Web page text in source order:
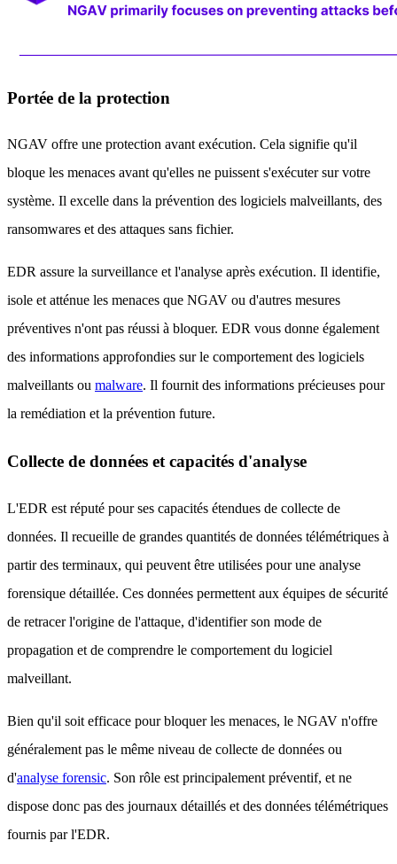
Portée de la protection
NGAV offre une protection avant exécution. Cela signifie qu'il
bloque les menaces avant qu'elles ne puissent s'exécuter sur votre
système. Il excelle dans la prévention des logiciels malveillants, des
ransomwares et des attaques sans fichier.
EDR assure la surveillance et l'analyse après exécution. Il identifie,
isole et atténue les menaces que NGAV ou d'autres mesures
préventives n'ont pas réussi à bloquer. EDR vous donne également
des informations approfondies sur le comportement des logiciels
malveillants ou malware. Il fournit des informations précieuses pour
la remédiation et la prévention future.
Collecte de données et capacités d'analyse
L'EDR est réputé pour ses capacités étendues de collecte de
données. Il recueille de grandes quantités de données télémétriques à
partir des terminaux, qui peuvent être utilisées pour une analyse
forensique détaillée. Ces données permettent aux équipes de sécurité
de retracer l'origine de l'attaque, d'identifier son mode de
propagation et de comprendre le comportement du logiciel
malveillant.
Bien qu'il soit efficace pour bloquer les menaces, le NGAV n'offre
généralement pas le même niveau de collecte de données ou
d'analyse forensic. Son rôle est principalement préventif, et ne
dispose donc pas des journaux détaillés et des données télémétriques
fournis par l'EDR.